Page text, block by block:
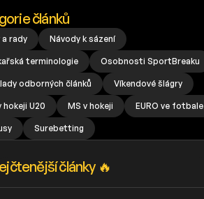
článků
a rady Návody k sázení
terminologie Osobnosti SportBreaku
odborných článků Víkendové šlágry
hokeji U20 MS v hokeji EURO ve fotbale
Surebetting
články 🔥